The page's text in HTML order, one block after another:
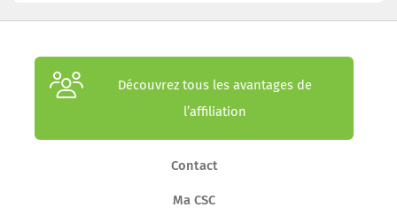
Découvrez tous les avantages de
l’affiliation
Contact
Ma CSC